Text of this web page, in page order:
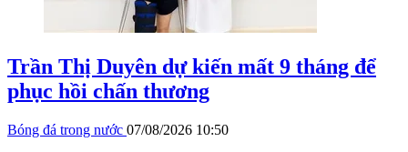
Trần Thị Duyên dự kiến mất 9 tháng để
phục hồi chấn thương
Bóng đá trong nước 07/08/2026 10:50